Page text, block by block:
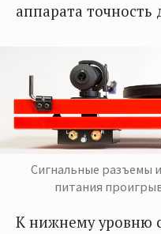
аппарата точность
Сигнальные разъемы
питания
К нижнему уровню